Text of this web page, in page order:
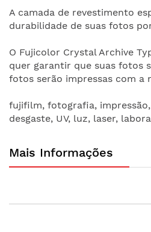
A camada de revestimento
durabilidade de suas fotos
O Fujicolor Crystal Archive
quer garantir que suas fotos
fotos serão impressas com a
fujifilm, fotografia,
desgaste, UV, luz, laser,
Mais Informações